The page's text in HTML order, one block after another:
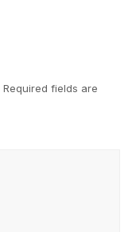
Required fields are